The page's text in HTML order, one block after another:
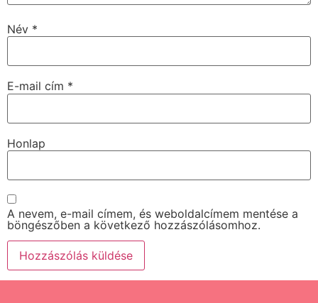
Név *
E-mail cím *
Honlap
A nevem, e-mail címem, és weboldalcímem mentése a
böngészőben a következő hozzászólásomhoz.